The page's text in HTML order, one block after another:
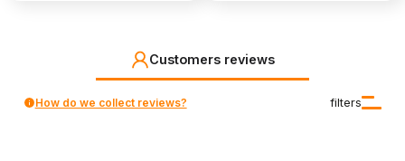
Customers reviews
filters
How do we collect reviews?